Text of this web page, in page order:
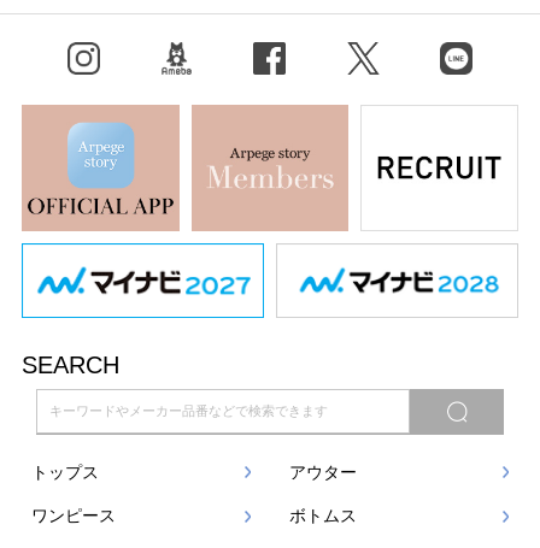
X（旧Twitter） LINE
SEARCH
トップス アウター
ワンピース ボトムス